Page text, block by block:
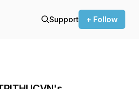
Support + Follow